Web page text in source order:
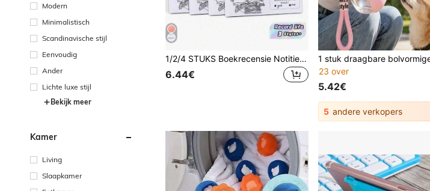
Modern
Minimalistisch
Scandinavische stijl
Eenvoudig
Ander
Lichte luxe stijl
Bekijk meer
Kamer
Living
Slaapkamer
1/2/4 STUKS Boekrecensie Notitieblok 55x39 Inch Lees Notities Benodigdheden Zelfklevende Bladwijzer Notitieboek 40 Vellen Per Blok Journaling Studie Accessoires
6.44€
23 over
5.42€
5 andere verkopers